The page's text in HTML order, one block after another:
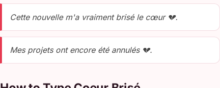
Cette nouvelle m'a vraiment brisé le cœur 💔.
Mes projets ont encore été annulés 💔.